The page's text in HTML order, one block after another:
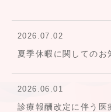
2026.07.02
夏季休暇に関してのお
2026.06.01
診療報酬改定に伴う医